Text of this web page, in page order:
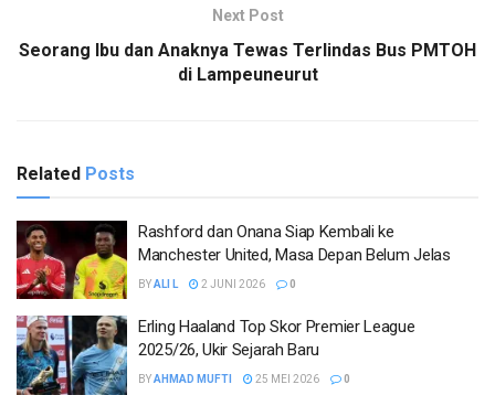
Next Post
Seorang Ibu dan Anaknya Tewas Terlindas Bus PMTOH
di Lampeuneurut
Related Posts
Rashford dan Onana Siap Kembali ke
Manchester United, Masa Depan Belum Jelas
BYALI L 2 JUNI 2026 0
Erling Haaland Top Skor Premier League
2025/26, Ukir Sejarah Baru
BYAHMAD MUFTI 25 MEI 2026 0